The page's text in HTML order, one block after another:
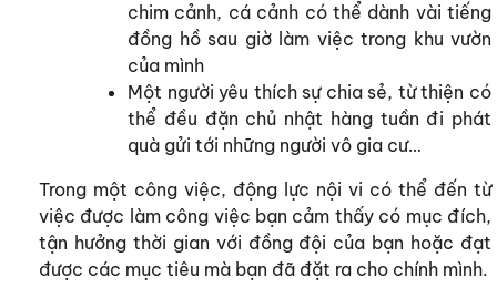
chim cảnh, cá cảnh có thể dành vài tiếng
đồng hồ sau giờ làm việc trong khu vườn
của mình
Một người yêu thích sự chia sẻ, từ thiện có
thể đều đặn chủ nhật hàng tuần đi phát
quà gửi tới những người vô gia cư…
Trong một công việc, động lực nội vi có thể đến từ
việc được làm công việc bạn cảm thấy có mục đích,
tận hưởng thời gian với đồng đội của bạn hoặc đạt
được các mục tiêu mà bạn đã đặt ra cho chính mình.